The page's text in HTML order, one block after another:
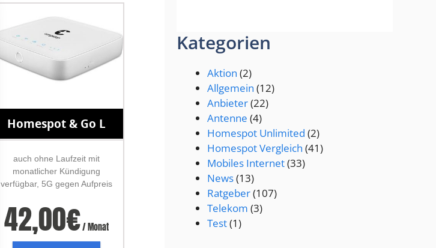
Homespot & Go L
auch ohne Laufzeit mit
monatlicher Kündigung
verfügbar, 5G gegen Aufpreis
42,00€/ Monat
Kategorien
Aktion (2)
Allgemein (12)
Anbieter(22)
Antenne (4)
Homespot Unlimited (2)
Homespot Vergleich (41)
Mobiles Internet(33)
News(13)
Ratgeber(107)
Telekom (3)
Test(1)